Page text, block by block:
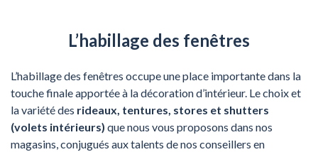
L’habillage des fenêtres
L’habillage des fenêtres occupe une place importante dans la
touche finale apportée à la décoration d’intérieur. Le choix et
la variété des rideaux, tentures, stores et shutters
(volets intérieurs) que nous vous proposons dans nos
magasins, conjugués aux talents de nos conseillers en